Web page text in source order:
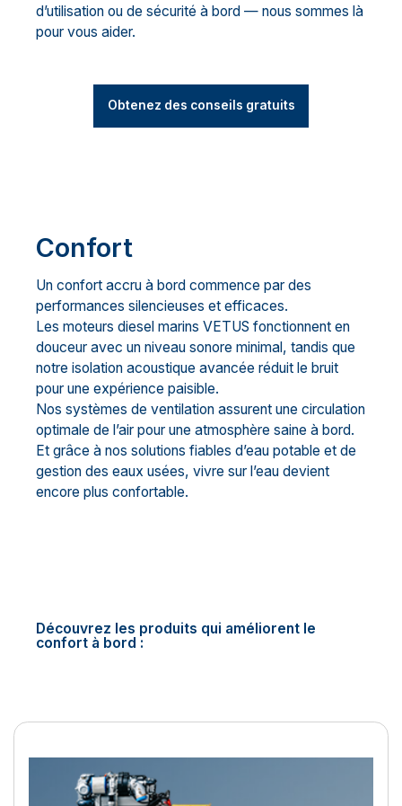
d’utilisation ou de sécurité à bord — nous sommes là
pour vous aider.
Obtenez des conseils gratuits
Confort
Un confort accru à bord commence par des
performances silencieuses et efficaces.
Les moteurs diesel marins VETUS fonctionnent en
douceur avec un niveau sonore minimal, tandis que
notre isolation acoustique avancée réduit le bruit
pour une expérience paisible.
Nos systèmes de ventilation assurent une circulation
optimale de l’air pour une atmosphère saine à bord.
Et grâce à nos solutions fiables d’eau potable et de
gestion des eaux usées, vivre sur l’eau devient
encore plus confortable.
Découvrez les produits qui améliorent le
confort à bord :
Améliorez votre vie à bord